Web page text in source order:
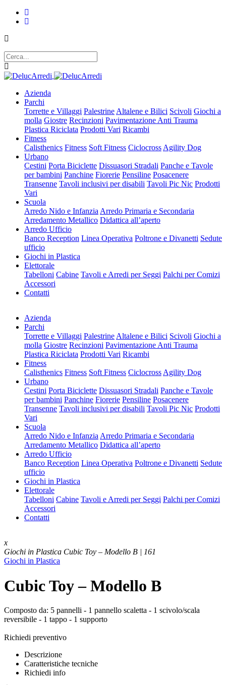
Azienda
Parchi
Torrette e Villaggi Palestrine Altalene e Bilici Scivoli Giochi a
molla Giostre Recinzioni Pavimentazione Anti Trauma
Plastica Riciclata Prodotti Vari Ricambi
Fitness
Calisthenics Fitness Soft Fitness Ciclocross Agility Dog
Urbano
Cestini Porta Biciclette Dissuasori Stradali Panche e Tavole
per bambini Panchine Fiorerie Pensiline Posacenere
Transenne Tavoli inclusivi per disabili Tavoli Pic Nic Prodotti
Vari
Scuola
Arredo Nido e Infanzia Arredo Primaria e Secondaria
Arredamento Metallico Didattica all’aperto
Arredo Ufficio
Banco Reception Linea Operativa Poltrone e Divanetti Sedute
ufficio
Giochi in Plastica
Elettorale
Tabelloni Cabine Tavoli e Arredi per Seggi Palchi per Comizi
Accessori
Contatti
Azienda
Parchi
Torrette e Villaggi Palestrine Altalene e Bilici Scivoli Giochi a
molla Giostre Recinzioni Pavimentazione Anti Trauma
Plastica Riciclata Prodotti Vari Ricambi
Fitness
Calisthenics Fitness Soft Fitness Ciclocross Agility Dog
Urbano
Cestini Porta Biciclette Dissuasori Stradali Panche e Tavole
per bambini Panchine Fiorerie Pensiline Posacenere
Transenne Tavoli inclusivi per disabili Tavoli Pic Nic Prodotti
Vari
Scuola
Arredo Nido e Infanzia Arredo Primaria e Secondaria
Arredamento Metallico Didattica all’aperto
Arredo Ufficio
Banco Reception Linea Operativa Poltrone e Divanetti Sedute
ufficio
Giochi in Plastica
Elettorale
Tabelloni Cabine Tavoli e Arredi per Seggi Palchi per Comizi
Accessori
Contatti
x
Giochi in Plastica Cubic Toy – Modello B | 161
Giochi in Plastica
Cubic Toy – Modello B
Composto da: 5 pannelli - 1 pannello scaletta - 1 scivolo/scala
reversibile - 1 tappo - 1 supporto
Richiedi preventivo
Descrizione
Caratteristiche tecniche
Richiedi info